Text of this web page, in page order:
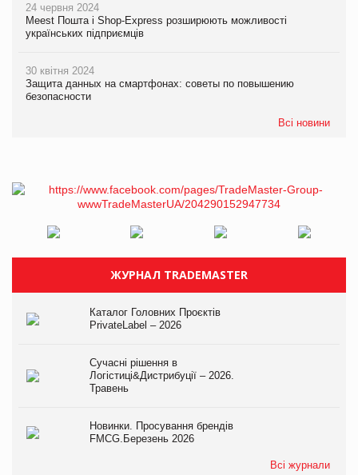
24 червня 2024
Meest Пошта і Shop-Express розширюють можливості
українських підприємців
30 квітня 2024
Защита данных на смартфонах: советы по повышению
безопасности
Всі новини
ЖУРНАЛ TRADEMASTER
Каталог Головних Проєктів
PrivateLabel – 2026
Сучасні рішення в
Логістиці&Дистрибуції – 2026.
Травень
Новинки. Просування брендів
FMCG.Березень 2026
Всі журнали